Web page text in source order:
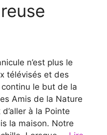
n’est plus le
télévisés et des
continu le but de la
Amis de la Nature
à la Pointe
la maison. Notre